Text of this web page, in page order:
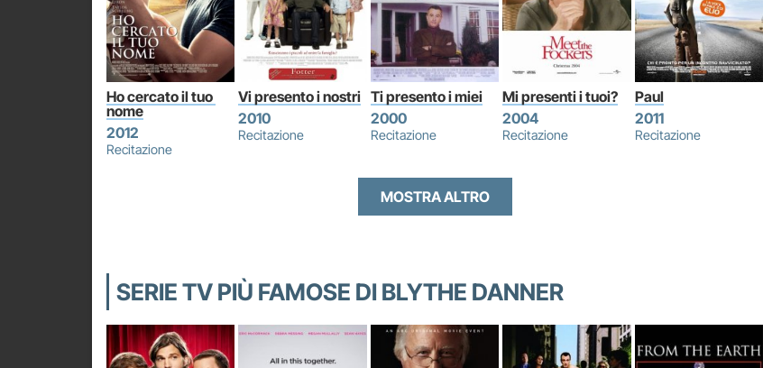
Ho cercato il tuo
nome
2012
Recitazione
Vi presento i nostri
2010
Recitazione
Ti presento i miei
2000
Recitazione
Mi presenti i tuoi?
2004
Recitazione
Paul
2011
Recitazione
MOSTRA ALTRO
SERIE TV PIÙ FAMOSE DI BLYTHE DANNER